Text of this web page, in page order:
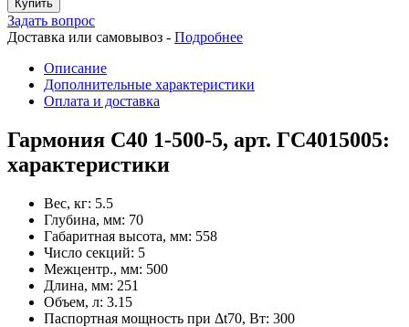
Купить
Задать вопрос
Доставка или самовывоз - Подробнее
Описание
Дополнительные характеристики
Оплата и доставка
Гармония С40 1-500-5, арт. ГС4015005:
характеристики
Вес, кг: 5.5
Глубина, мм: 70
Габаритная высота, мм: 558
Число секций: 5
Межцентр., мм: 500
Длина, мм: 251
Объем, л: 3.15
Паспортная мощность при Δt70, Вт: 300